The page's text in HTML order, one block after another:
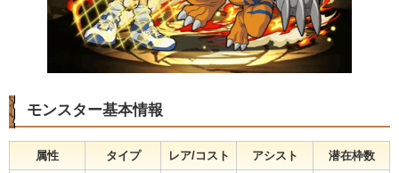
モンスター基本情報
属性 タイプ レア/コスト アシスト 潜在枠数